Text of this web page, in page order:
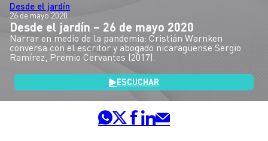
Desde el jardín
26 de mayo 2020
Desde el jardín – 26 de mayo 2020
Narrar en medio de la pandemia: Cristián Warnken
conversa con el escritor y abogado nicaragüense Sergio
Ramírez, Premio Cervantes (2017).
ESCUCHAR